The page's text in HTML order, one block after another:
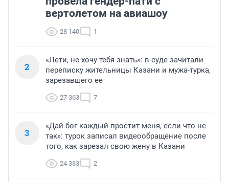
вертолетом на авиашоу
28 140 1
2
«Лети, не хочу тебя знать»: в суде зачитали
переписку жительницы Казани и мужа-турка,
зарезавшего ее
27 363 7
3
«Дай бог каждый простит меня, если что не
так»: турок записал видеообращение после
того, как зарезал свою жену в Казани
24 383 2